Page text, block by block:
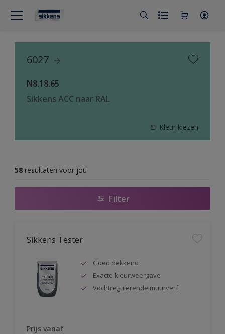
6027
N8.18.65
Sikkens ACC naar RAL
Kleur kiezen
58 resultaten voor jou
Filter
Sikkens Tester
Goed dekkend
Exacte kleurweergave
Vochtregulerende muurverf
Prijs vanaf